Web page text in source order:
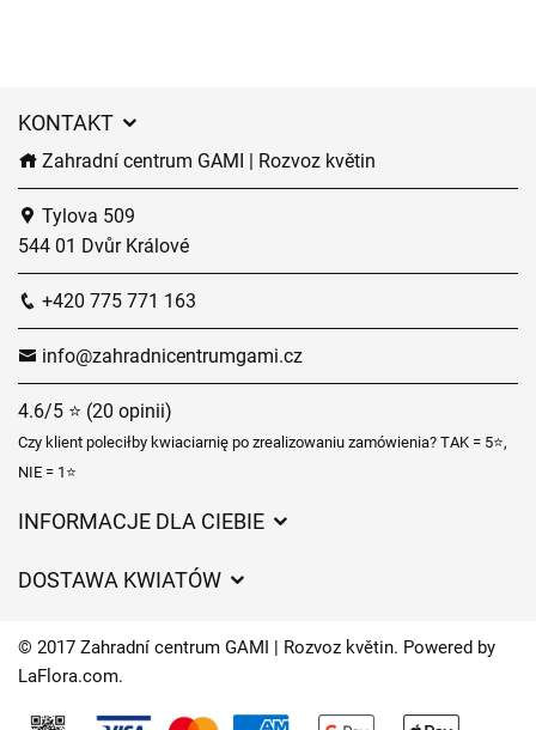
KONTAKT
Zahradní centrum GAMI | Rozvoz květin
Tylova 509
544 01 Dvůr Králové
+420 775 771 163
info@zahradnicentrumgami.cz
4.6/5 ⭐ (20 opinii)
Czy klient poleciłby kwiaciarnię po zrealizowaniu zamówienia? TAK = 5⭐,
NIE = 1⭐
INFORMACJE DLA CIEBIE
Czasy dostawy kwiatów – przegląd możliwości
DOSTAWA KWIATÓW
Gdzie dostarczamy kwiaty
© 2017 Zahradní centrum GAMI | Rozvoz květin. Powered by
LaFlora.com.